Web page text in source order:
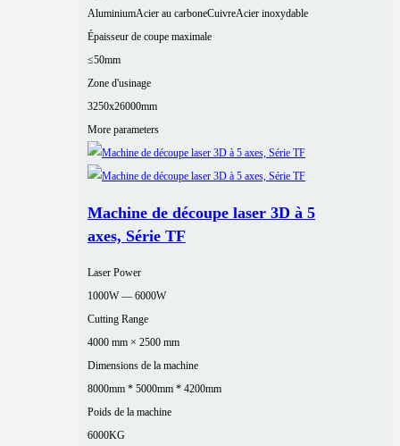
AluminiumAcier au carboneCuivreAcier inoxydable
Épaisseur de coupe maximale
≤50mm
Zone d'usinage
3250x26000mm
More parameters
Machine de découpe laser 3D à 5
axes, Série TF
Laser Power
1000W — 6000W
Cutting Range
4000 mm × 2500 mm
Dimensions de la machine
8000mm * 5000mm * 4200mm
Poids de la machine
6000KG